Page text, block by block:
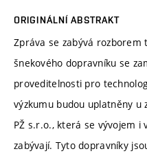
ORIGINÁLNÍ ABSTRAKT
Zpráva se zabývá
šnekového dopravníku se
proveditelnosti pro
výzkumu budou uplatněny
PŽ s.r.o., která se vývojem i
zabývají. Tyto dopravníky